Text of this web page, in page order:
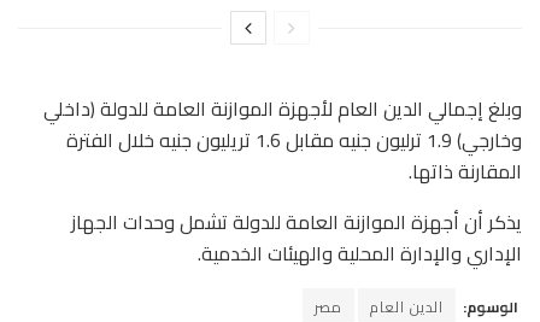
وبلغ إجمالي الدين العام لأجهزة الموازنة العامة للدولة (داخلي
وخارجي) 1.9 ترليون جنيه مقابل 1.6 تريليون جنيه خلال الفترة
المقارنة ذاتها.
يذكر أن أجهزة الموازنة العامة للدولة تشمل وحدات الجهاز
الإداري والإدارة المحلية والهيئات الخدمية.
الوسوم: الدين العام مصر